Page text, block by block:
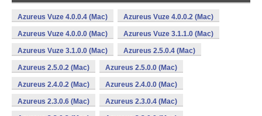
Azureus Vuze 4.0.0.4 (Mac) Azureus Vuze 4.0.0.2 (Mac)
Azureus Vuze 4.0.0.0 (Mac) Azureus Vuze 3.1.1.0 (Mac)
Azureus Vuze 3.1.0.0 (Mac) Azureus 2.5.0.4 (Mac)
Azureus 2.5.0.2 (Mac) Azureus 2.5.0.0 (Mac)
Azureus 2.4.0.2 (Mac) Azureus 2.4.0.0 (Mac)
Azureus 2.3.0.6 (Mac) Azureus 2.3.0.4 (Mac)